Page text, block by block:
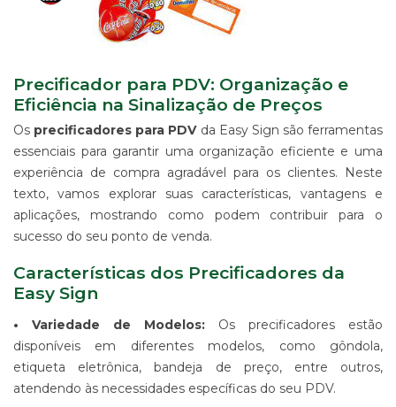
DIGITAL
IMPRESSÃO
DIGITAL
EM
PAPEL
IMPRESSÃO
DIGITAL
UV
CHAPA
IMPRESSÃO
DIGITAL
SUBLIMÁTICA
EM
IMPRESSÃO
DTG
EM
Precificador para PDV: Organização e
Eficiência na Sinalização de Preços
Os precificadores para PDVda Easy Sign são ferramentas
essenciais para garantir uma organização eficiente e uma
experiência de compra agradável para os clientes. Neste
texto, vamos explorar suas características, vantagens e
aplicações, mostrando como podem contribuir para o
sucesso do seu ponto de venda.
Características dos Precificadores da
Easy Sign
• Variedade de Modelos: Os precificadores estão
disponíveis em diferentes modelos, como gôndola,
etiqueta eletrônica, bandeja de preço, entre outros,
atendendo às necessidades específicas do seu PDV.